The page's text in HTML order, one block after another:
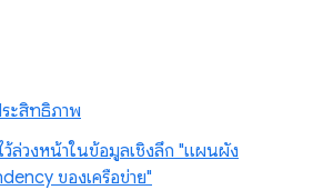
ะสิทธิภาพ
ล่วงหน้าในข้อมูลเชิงลึก "แผนผัง
ของเครือข่าย"